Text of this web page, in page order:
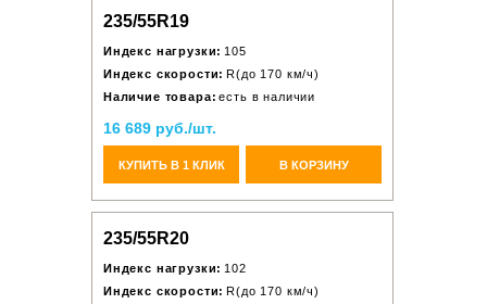
235/55R19
Индекс нагрузки: 105
Индекс скорости: R(до 170 км/ч)
Наличие товара: есть в наличии
16 689 руб./шт.
КУПИТЬ В 1 КЛИК В КОРЗИНУ
235/55R20
Индекс нагрузки: 102
Индекс скорости: R(до 170 км/ч)